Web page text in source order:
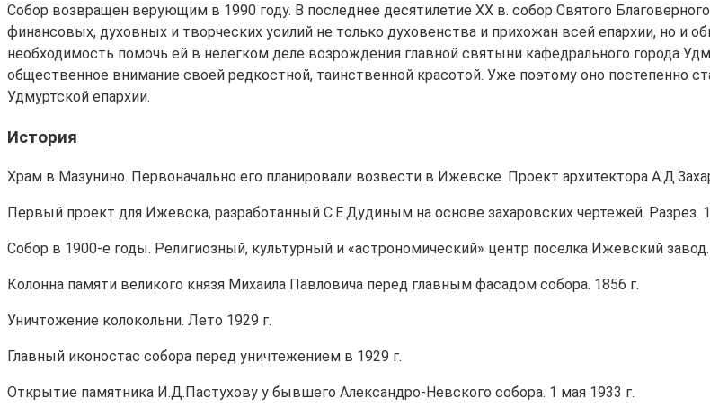
Собор возвращен верующим в 1990 году. В последнее десятилетие XX в. собор Святого
финансовых, духовных и творческих усилий не только духовенства и прихожан всей епархии, но и
необходимость помочь ей в нелегком деле возрождения главной святыни кафедрального города
общественное внимание своей редкостной, таинственной красотой. Уже поэтому оно постепенно
Удмуртской епархии.
История
Храм в Мазунино. Первоначально его планировали возвести в Ижевске. Проект архитектора
Первый проект для Ижевска, разработанный С.Е.Дудиным на основе захаровских чертежей. Разрез.
Собор в 1900-е годы. Религиозный, культурный и «астрономический» центр поселка Ижевский завод.
Колонна памяти великого князя Михаила Павловича перед главным фасадом собора. 1856 г.
Уничтожение колокольни. Лето 1929 г.
Главный иконостас собора перед уничтежением в 1929 г.
Открытие памятника И.Д.Пастухову у бывшего Александро-Невского собора. 1 мая 1933 г.